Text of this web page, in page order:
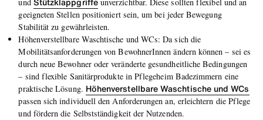
und
unverzichtbar. Diese sollten flexibel und an
geeigneten Stellen positioniert sein, um bei jeder Bewegung
Stabilität zu gewährleisten.
Höhenverstellbare Waschtische und WCs: Da sich die
Mobilitätsanforderungen von BewohnerInnen ändern können – sei es
durch neue Bewohner oder veränderte gesundheitliche Bedingungen
– sind flexible Sanitärprodukte in Pflegeheim Badezimmern eine
praktische Lösung. Höhenverstellbare Waschtische und WCs
passen sich individuell den Anforderungen an, erleichtern die Pflege
und fördern die Selbstständigkeit der Nutzenden.